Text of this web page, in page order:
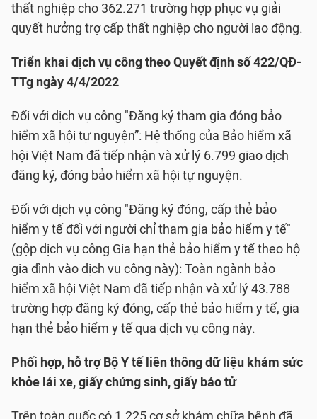
thất nghiệp cho 362.271 trường hợp phục vụ giải
quyết hưởng trợ cấp thất nghiệp cho người lao động.
Triển khai dịch vụ công theo Quyết định số 422/QĐ-
TTg ngày 4/4/2022
Đối với dịch vụ công "Đăng ký tham gia đóng bảo
hiểm xã hội tự nguyện”: Hệ thống của Bảo hiểm xã
hội Việt Nam đã tiếp nhận và xử lý 6.799 giao dịch
đăng ký, đóng bảo hiểm xã hội tự nguyện.
Đối với dịch vụ công "Đăng ký đóng, cấp thẻ bảo
hiểm y tế đối với người chỉ tham gia bảo hiểm y tế"
(gộp dịch vụ công Gia hạn thẻ bảo hiểm y tế theo hộ
gia đình vào dịch vụ công này): Toàn ngành bảo
hiểm xã hội Việt Nam đã tiếp nhận và xử lý 43.788
trường hợp đăng ký đóng, cấp thẻ bảo hiểm y tế, gia
hạn thẻ bảo hiểm y tế qua dịch vụ công này.
Phối hợp, hỗ trợ Bộ Y tế liên thông dữ liệu khám sức
khỏe lái xe, giấy chứng sinh, giấy báo tử